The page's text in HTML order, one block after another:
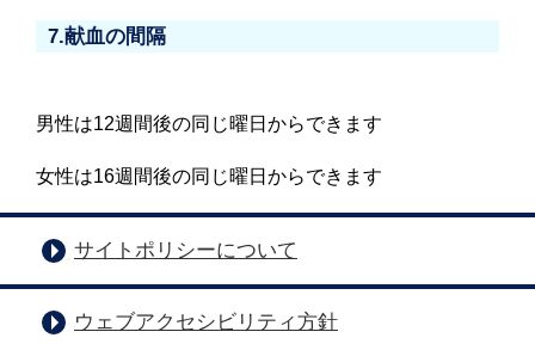
7.献血の間隔
男性は12週間後の同じ曜日からできます
女性は16週間後の同じ曜日からできます
サイトポリシーについて
ウェブアクセシビリティ方針